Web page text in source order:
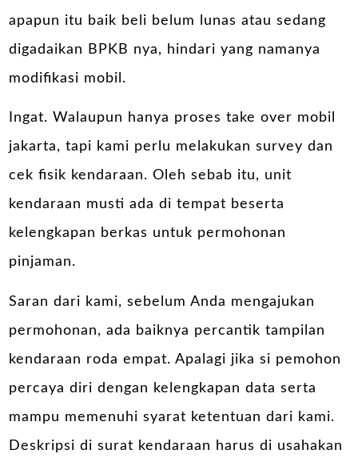
apapun itu baik beli belum lunas atau sedang
digadaikan BPKB nya, hindari yang namanya
modifikasi mobil.
Ingat. Walaupun hanya proses take over mobil
jakarta, tapi kami perlu melakukan survey dan
cek fisik kendaraan. Oleh sebab itu, unit
kendaraan musti ada di tempat beserta
kelengkapan berkas untuk permohonan
pinjaman.
Saran dari kami, sebelum Anda mengajukan
permohonan, ada baiknya percantik tampilan
kendaraan roda empat. Apalagi jika si pemohon
percaya diri dengan kelengkapan data serta
mampu memenuhi syarat ketentuan dari kami.
Deskripsi di surat kendaraan harus di usahakan